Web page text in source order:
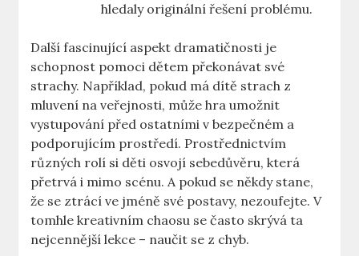
hledaly originální řešení problému.
Další fascinující aspekt dramatičnosti je
schopnost pomoci dětem překonávat své
strachy. Například, pokud má dítě strach z
mluvení na veřejnosti, může hra umožnit
vystupování před ostatními v bezpečném a
podporujícím prostředí. Prostřednictvím
různých rolí si děti osvojí sebedůvěru, která
přetrvá i mimo scénu. A pokud se někdy stane,
že se ztrácí ve jméně své postavy, nezoufejte. V
tomhle kreativním chaosu se často skrývá ta
nejcennější lekce – naučit se z chyb.